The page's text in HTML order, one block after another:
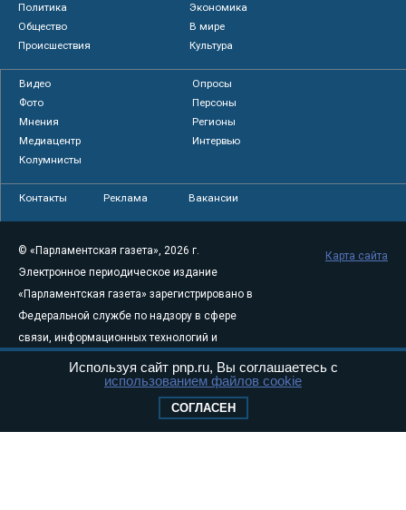
Политика
Экономика
Общество
В мире
Происшествия
Культура
Видео
Опросы
Фото
Персоны
Мнения
Регионы
Медиацентр
Интервью
Колумнисты
Контакты Реклама Вакансии
© «Парламентская газета», 2026 г.
Электронное периодическое издание
«Парламентская газета» зарегистрировано в
Федеральной службе по надзору в сфере
связи, информационных технологий и
массовых коммуникаций (Роскомнадзор) 05
августа 2011 года. 18+
Свидетельство о регистрации Эл № ФС77-
Карта сайта
Используя сайт pnp.ru, Вы соглашаетесь с
использованием файлов cookie
СОГЛАСЕН